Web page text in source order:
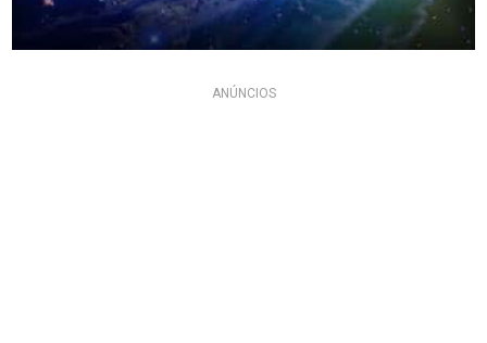
ANÚNCIOS